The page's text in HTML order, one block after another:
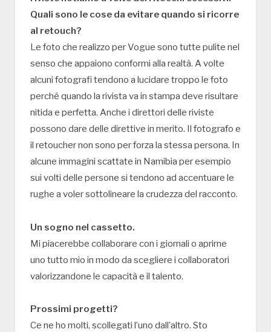
Quali sono le cose da evitare quando si ricorre
al retouch?
Le foto che realizzo per Vogue sono tutte pulite nel
senso che appaiono conformi alla realtà. A volte
alcuni fotografi tendono a lucidare troppo le foto
perché quando la rivista va in stampa deve risultare
nitida e perfetta. Anche i direttori delle riviste
possono dare delle direttive in merito. Il fotografo e
il retoucher non sono per forza la stessa persona. In
alcune immagini scattate in Namibia per esempio
sui volti delle persone si tendono ad accentuare le
rughe a voler sottolineare la crudezza del racconto.
Un sogno nel cassetto.
Mi piacerebbe collaborare con i giornali o aprirne
uno tutto mio in modo da scegliere i collaboratori
valorizzandone le capacità e il talento.
Prossimi progetti?
Ce ne ho molti, scollegati l’uno dall’altro. Sto